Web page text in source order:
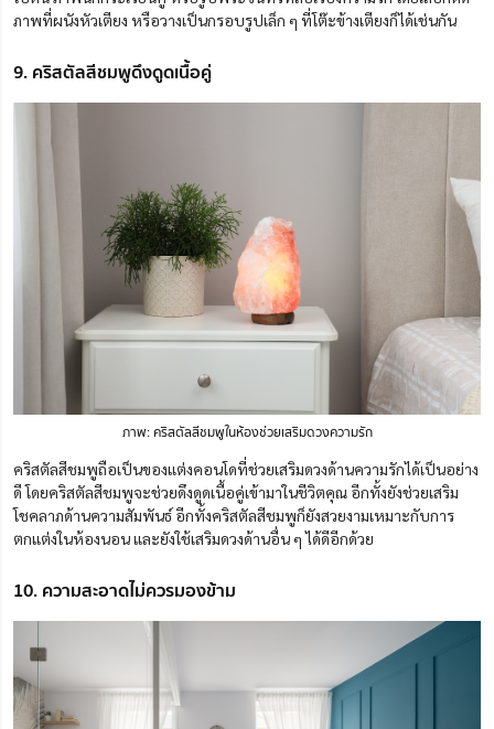
ภาพที่ผนังหัวเตียง หรือวางเป็นกรอบรูปเล็ก ๆ ที่โต๊ะข้างเตียงก็ได้เช่นกัน
9. คริสตัลสีชมพูดึงดูดเนื้อคู่
ภาพ: คริสตัลสีชมพูในห้องช่วยเสริมดวงความรัก
คริสตัลสีชมพูถือเป็นของแต่งคอนโดที่ช่วยเสริมดวงด้านความรักได้เป็นอย่าง
ดี โดยคริสตัลสีชมพูจะช่วยดึงดูดเนื้อคู่เข้ามาในชีวิตคุณ อีกทั้งยังช่วยเสริม
โชคลาภด้านความสัมพันธ์ อีกทั้งคริสตัลสีชมพูก็ยังสวยงามเหมาะกับการ
ตกแต่งในห้องนอน และยังใช้เสริมดวงด้านอื่น ๆ ได้ดีอีกด้วย
10. ความสะอาดไม่ควรมองข้าม